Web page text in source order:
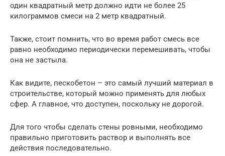
один квадратный метр должно идти не более 25
килограммов смеси на 2 метр квадратный.
Также, стоит помнить, что во время работ смесь все
равно необходимо периодически перемешивать, чтобы
она не застыла.
Как видите, пескобетон – это самый лучший материал в
строительстве, который можно применять для любых
сфер. А главное, что доступен, поскольку не дорогой.
Для того чтобы сделать стены ровными, необходимо
правильно приготовить раствор и выполнять все
действия последовательно.